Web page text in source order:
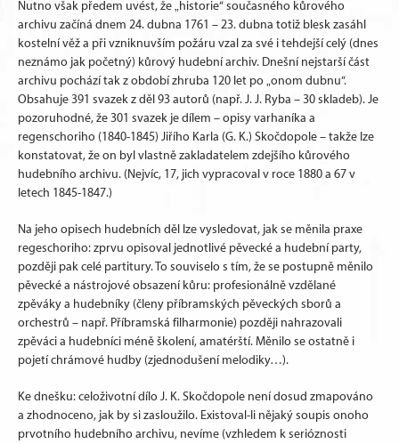
Nutno však předem uvést, že „historie“ současného kůrového
archivu začíná dnem 24. dubna 1761 – 23. dubna totiž blesk zasáhl
kostelní věž a při vzniknuvším požáru vzal za své i tehdejší celý (dnes
neznámo jak početný) kůrový hudební archiv. Dnešní nejstarší část
archivu pochází tak z období zhruba 120 let po „onom dubnu“.
Obsahuje 391 svazek z děl 93 autorů (např. J. J. Ryba – 30 skladeb). Je
pozoruhodné, že 301 svazek je dílem – opisy varhaníka a
regenschoriho (1840-1845) Jiřího Karla (G. K.) Skočdopole – takže lze
konstatovat, že on byl vlastně zakladatelem zdejšího kůrového
hudebního archivu. (Nejvíc, 17, jich vypracoval v roce 1880 a 67 v
letech 1845-1847.)
Na jeho opisech hudebních děl lze vysledovat, jak se měnila praxe
regeschoriho: zprvu opisoval jednotlivé pěvecké a hudební party,
později pak celé partitury. To souviselo s tím, že se postupně měnilo
pěvecké a nástrojové obsazení kůru: profesionálně vzdělané
zpěváky a hudebníky (členy příbramských pěveckých sborů a
orchestrů – např. Příbramská filharmonie) později nahrazovali
zpěváci a hudebníci méně školení, amatérští. Měnilo se ostatně i
pojetí chrámové hudby (zjednodušení melodiky…).
Ke dnešku: celoživotní dílo J. K. Skočdopole není dosud zmapováno
a zhodnoceno, jak by si zasloužilo. Existoval-li nějaký soupis onoho
prvotního hudebního archivu, nevíme (vzhledem k serióznosti